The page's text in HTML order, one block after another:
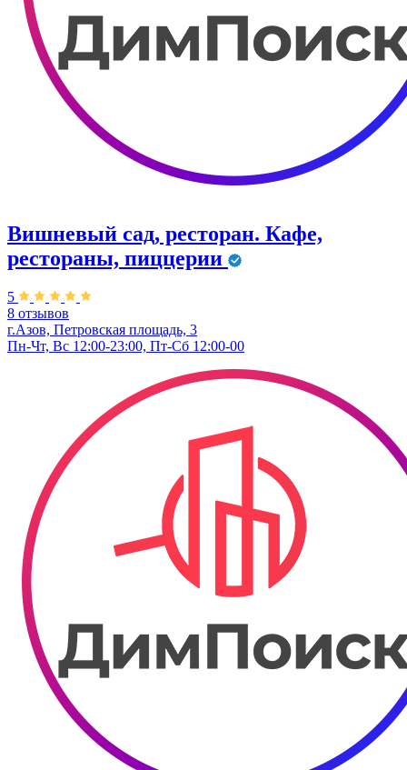
Вишневый сад, ресторан. Кафе,
рестораны, пиццерии
5
8 отзывов
г.Азов, Петровская площадь, 3
Пн-Чт, Вс 12:00-23:00, Пт-Сб 12:00-00